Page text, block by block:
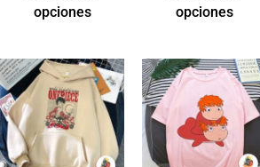
opciones
opciones